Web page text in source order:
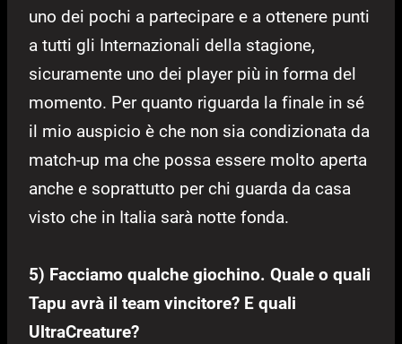
uno dei pochi a partecipare e a ottenere punti
a tutti gli Internazionali della stagione,
sicuramente uno dei player più in forma del
momento. Per quanto riguarda la finale in sé
il mio auspicio è che non sia condizionata da
match-up ma che possa essere molto aperta
anche e soprattutto per chi guarda da casa
visto che in Italia sarà notte fonda.
5) Facciamo qualche giochino. Quale o quali
Tapu avrà il team vincitore? E quali
UltraCreature?